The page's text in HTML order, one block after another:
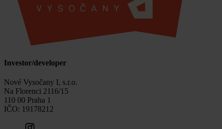
Investor/developer
Nové Vysočany I, s.r.o.
Na Florenci 2116/15
110 00 Praha 1
IČO: 19178212